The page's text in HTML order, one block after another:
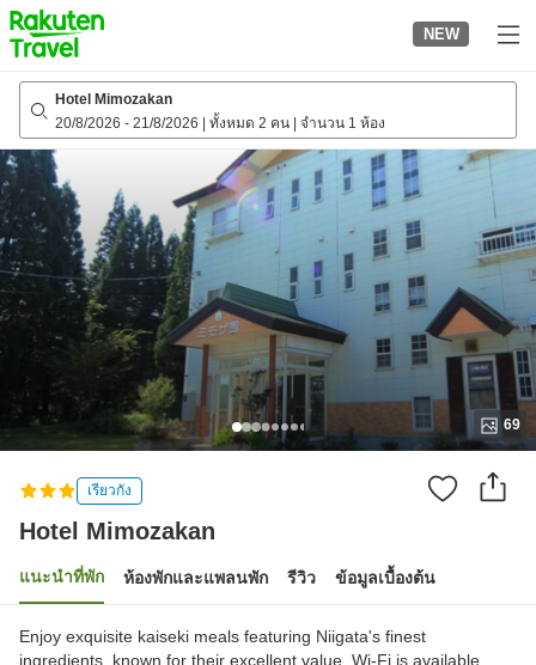
to
top
page
NEW
Hotel Mimozakan
20/8/2026 - 21/8/2026 ทั้งหมด 2 คน จำนวน 1 ห้อง
69
เรียวกัง
Hotel Mimozakan
แนะนำที่พัก ห้องพักและแพลนพัก รีวิว ข้อมูลเบื้องต้น
Enjoy exquisite kaiseki meals featuring Niigata's finest
ingredients, known for their excellent value. Wi-Fi is available